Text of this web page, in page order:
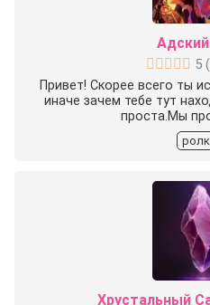
5 (
Привет! Скорее всего ты
иначе зачем тебе тут
проста.Мы
Хрустальный